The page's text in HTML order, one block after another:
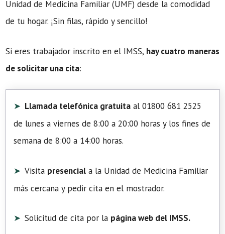
Unidad de Medicina Familiar (UMF) desde la comodidad
de tu hogar. ¡Sin filas, rápido y sencillo!
Si eres trabajador inscrito en el IMSS, hay cuatro maneras
de solicitar una cita:
Llamada telefónica gratuita al 01800 681 2525
de lunes a viernes de 8:00 a 20:00 horas y los fines de
semana de 8:00 a 14:00 horas.
Visita presencial a la Unidad de Medicina Familiar
más cercana y pedir cita en el mostrador.
Solicitud de cita por la página web del IMSS.